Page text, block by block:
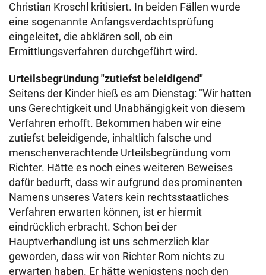
Christian Kroschl kritisiert. In beiden Fällen wurde
eine sogenannte Anfangsverdachtsprüfung
eingeleitet, die abklären soll, ob ein
Ermittlungsverfahren durchgeführt wird.
Urteilsbegründung "zutiefst beleidigend"
Seitens der Kinder hieß es am Dienstag: "Wir hatten
uns Gerechtigkeit und Unabhängigkeit von diesem
Verfahren erhofft. Bekommen haben wir eine
zutiefst beleidigende, inhaltlich falsche und
menschenverachtende Urteilsbegründung vom
Richter. Hätte es noch eines weiteren Beweises
dafür bedurft, dass wir aufgrund des prominenten
Namens unseres Vaters kein rechtsstaatliches
Verfahren erwarten können, ist er hiermit
eindrücklich erbracht. Schon bei der
Hauptverhandlung ist uns schmerzlich klar
geworden, dass wir von Richter Rom nichts zu
erwarten haben. Er hätte wenigstens noch den